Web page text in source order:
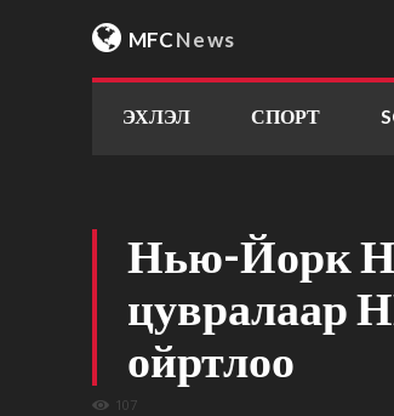
MFCNews
ЭХЛЭЛ СПОРТ
Нью-Йорк
цувралаар
ойртлоо
107